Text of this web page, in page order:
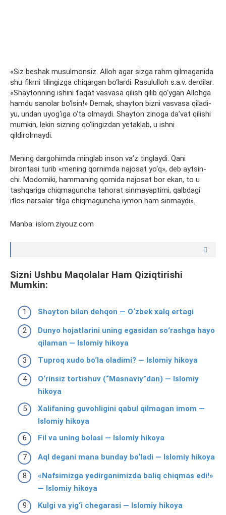
«Siz beshak musulmonsiz. Alloh agar sizga rahm qilmaganida
shu fikrni tilingizga chiqargan bo‘lardi. Rasululloh s.a.v. derdilar:
«Shaytonning ishini faqat vasvasa qilish qilib qo‘ygan Allohga
hamdu sanolar bo‘lsin!» Demak, shayton bizni vasvasa qiladi-
yu, undan uyog‘iga o‘ta olmaydi. Shayton zinoga da’vat qilishi
mumkin, lekin sizning qo‘lingizdan yetaklab, u ishni
qildirolmaydi.
Mening dargohimda minglab inson va’z tinglaydi. Qani
birontasi turib «mening qornimda najosat yo‘q», deb aytsin-
chi. Modomiki, hammaning qornida najosat bor ekan, to u
tashqariga chiqmaguncha tahorat sinmayaptimi, qalbdagi
iflos narsalar tilga chiqmaguncha iymon ham sinmaydi».
Manba: islom.ziyouz.com
Sizni Ushbu Maqolalar Ham Qiziqtirishi
Mumkin:
Shayton bilan dehqon — O‘zbek xalq ertagi
Dunyo hojatlarini uning egasidan soʻrashga hayo
qilaman — Islomiy hikoya
Tuproq xudo bo‘la oladimi? — Islomiy hikoya
O‘rinsiz tortishuv (“Masnaviy”dan) — Islomiy
hikoya
Xalifaning guvohligini qabul qilmagan imom —
Islomiy hikoya
Fil va uning bolasi — Islomiy hikoya
Aql degani mana bunday bo‘ladi — Islomiy hikoya
«Nafsimizga yedirganimizda baliq chiqmas edi!»
— Islomiy hikoya
Kulgi va yig‘i chegarasi — Islomiy hikoya